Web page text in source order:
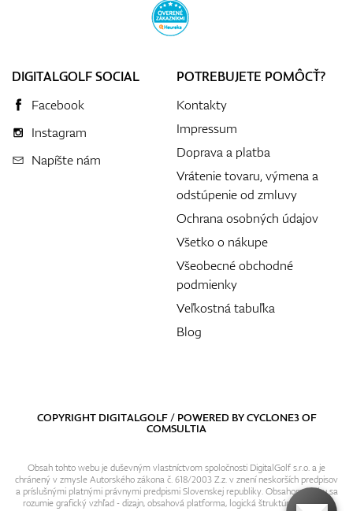
DIGITALGOLF SOCIAL
Facebook
Instagram
Napíšte nám
POTREBUJETE POMÔCŤ?
Kontakty
Impressum
Doprava a platba
Vrátenie tovaru, výmena a
odstúpenie od zmluvy
Ochrana osobných údajov
Všetko o nákupe
Všeobecné obchodné
podmienky
Veľkostná tabuľka
Blog
COPYRIGHT DIGITALGOLF / POWERED BYCYCLONE3OF
COMSULTIA
Obsah tohto webu je duševným vlastníctvom spoločnosti DigitalGolf s.r.o. a je
chránený v zmysle Autorského zákona č. 618/2003 Z.z. v znení neskorších predpisov
a príslušnými platnými právnymi predpismi Slovenskej republiky. Obsahom webu sa
rozumie grafický vzhľad - dizajn, obsahová platforma, logická štruktúra, textový i